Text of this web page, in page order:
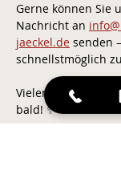
Gerne können Sie
Nachricht an
jaeckel.de senden
schnellstmöglich
Vielen Dank für
bald! ✨